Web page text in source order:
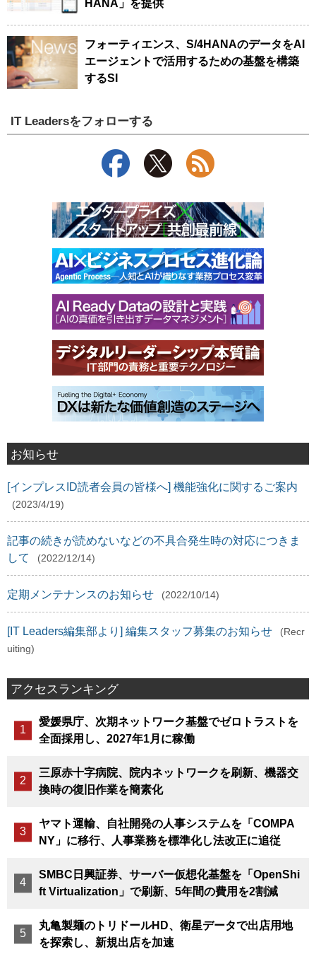
HANA」を提供
フォーティエンス、S/4HANAのデータをAI
エージェントで活用するための基盤を構築
するSI
IT Leadersをフォローする
お知らせ
[インプレスID読者会員の皆様へ] 機能強化に関するご案内
(2023/4/19)
記事の続きが読めないなどの不具合発生時の対応につきま
して
(2022/12/14)
定期メンテナンスのお知らせ (2022/10/14)
[IT Leaders編集部より] 編集スタッフ募集のお知らせ
(Recr
uiting)
アクセスランキング
愛媛県庁、次期ネットワーク基盤でゼロトラストを
全面採用し、2027年1月に稼働
三原赤十字病院、院内ネットワークを刷新、機器交
換時の復旧作業を簡素化
ヤマト運輸、自社開発の人事システムを「COMPA
NY」に移行、人事業務を標準化し法改正に追従
SMBC日興証券、サーバー仮想化基盤を「OpenShi
ft Virtualization」で刷新、5年間の費用を2割減
丸亀製麺のトリドールHD、衛星データで出店用地
を探索し、新規出店を加速